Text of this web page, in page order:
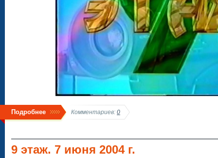
Подробнее Комментариев: 0
9 этаж. 7 июня 2004 г.